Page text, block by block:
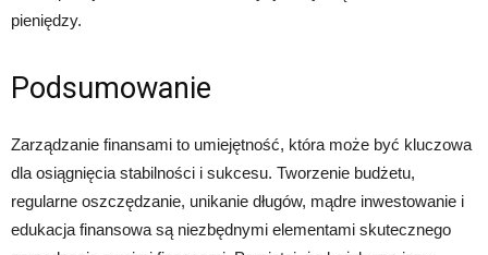
pieniędzy.
Podsumowanie
Zarządzanie finansami to umiejętność, która może być kluczowa
dla osiągnięcia stabilności i sukcesu. Tworzenie budżetu,
regularne oszczędzanie, unikanie długów, mądre inwestowanie i
edukacja finansowa są niezbędnymi elementami skutecznego